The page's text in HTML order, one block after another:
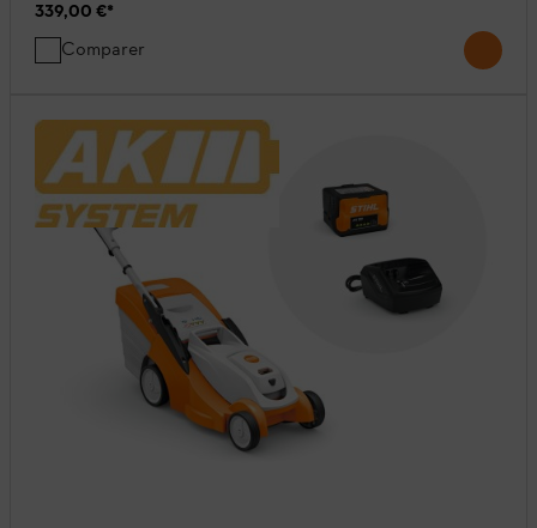
339,00 €*
Comparer